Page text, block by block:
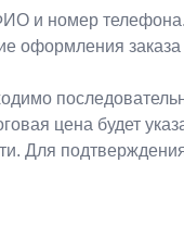
и номер
оформления
цена будет
Для